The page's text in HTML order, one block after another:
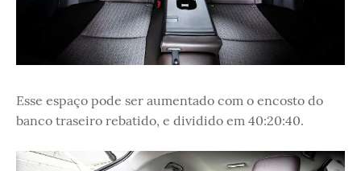
Esse espaço pode ser aumentado com o encosto do
banco traseiro rebatido, e dividido em 40:20:40.